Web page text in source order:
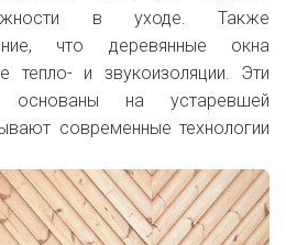
в уходе. Также
что деревянные окна
тепло- и звукоизоляции. Эти
основаны на устаревшей
современные технологии